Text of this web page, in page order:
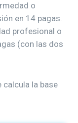
o
en 14 pagas.
profesional o
(con las dos
calcula la base